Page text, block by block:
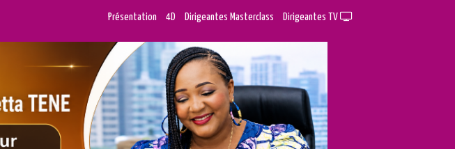
Présentation 4D Dirigeantes Masterclass Dirigeantes TV